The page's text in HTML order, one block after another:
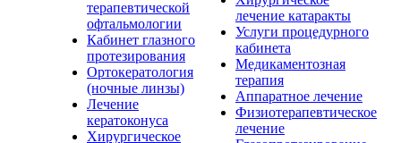
терапевтической
офтальмологии
Кабинет глазного
протезирования
Ортокератология
(ночные линзы)
Лечение
кератоконуса
Хирургическое
лечение катаракты
Услуги процедурного
кабинета
Медикаментозная
терапия
Аппаратное лечение
Физиотерапевтическое
лечение